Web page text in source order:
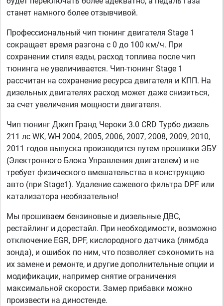
станет намного более отзывчивой.
Профессиональный чип тюнинг двигателя Stage 1
сокращает время разгона с 0 до 100 км/ч. При
сохранении стиля езды, расход топлива после чип
тюнинга не увеличивается. Чип-тюнинг Stage 1
рассчитан на сохранение ресурса двигателя и КПП. На
дизельных двигателях расход может даже снизиться,
за счет увеличения мощности двигателя.
Чип тюнинг Джип Гранд Чероки 3.0 CRD Турбо дизель
211 лс WK, WH 2004, 2005, 2006, 2007, 2008, 2009, 2010,
2011 годов выпуска производится путем прошивки ЭБУ
(Электронного Блока Управления двигателем) и не
требует физического вмешательства в конструкцию
авто (при Stage1). Удаление сажевого фильтра DPF или
катализатора необязательно!
Мы прошиваем бензиновые и дизельные ДВС,
рестайлинг и дорестайл. При необходимости, возможно
отключение EGR, DPF, кислородного датчика (лямбда
зонда), и ошибок по ним, что позволяет сэкономить на
их замене и ремонте, и другие дополнительные опции и
модификации, например снятие ограничения
максимальной скорости. Замер прибавки можно
произвести на диностенде.